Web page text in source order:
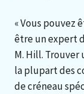
« Vous pouvez
être un expert
M. Hill.
la plupart des
de créneau